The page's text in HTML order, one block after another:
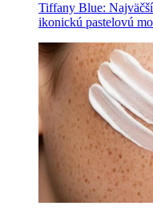
Tiffany Blue:
ikonickú pastelovú